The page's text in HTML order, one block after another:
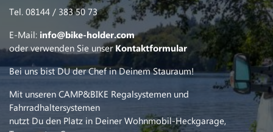
Tel. 08144 / 383 50 73
E-Mail: info@bike-holder.com
oder verwenden Sie unserKontaktformular
Bei uns bist DU der Chef in Deinem Stauraum!
Mit unseren CAMP&BIKE Regalsystemen und
Fahrradhaltersystemen
nutzt Du den Platz in Deiner Wohnmobil-Heckgarage,